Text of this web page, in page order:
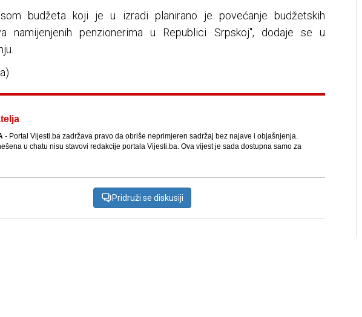
budžeta koji je u izradi planirano je povećanje budžetskih
namijenjenih penzionerima u Republici Srpskoj", dodaje se u
- Portal Vijesti.ba zadržava pravo da obriše neprimjeren sadržaj bez najave i objašnjenja.
u chatu nisu stavovi redakcije portala Vijesti.ba. Ova vijest je sada dostupna samo za
Pridruži se diskusiji